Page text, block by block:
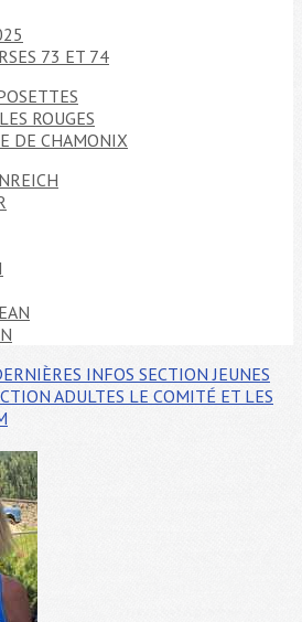
73 ET 74
ROUGES
DE CHAMONIX
INFOS SECTION JEUNES
ADULTES LE COMITÉ ET LES